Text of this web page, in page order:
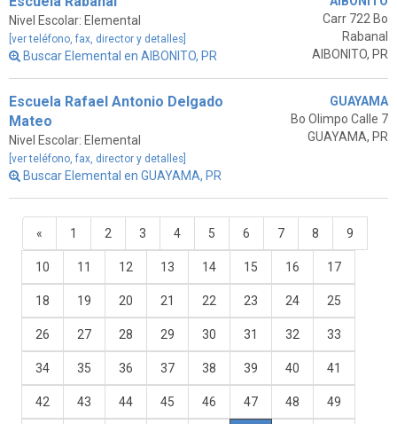
Nivel Escolar: Elemental
[ver teléfono, fax, director y detalles]
Buscar Elemental en AIBONITO, PR
Carr 722 Bo
Rabanal
AIBONITO, PR
Escuela Rafael Antonio Delgado
Mateo
Nivel Escolar: Elemental
[ver teléfono, fax, director y detalles]
Buscar Elemental en GUAYAMA, PR
GUAYAMA
Bo Olimpo Calle 7
GUAYAMA, PR
« 1 2 3 4 5 6 7 8 9
10 11 12 13 14 15 16 17
18 19 20 21 22 23 24 25
26 27 28 29 30 31 32 33
34 35 36 37 38 39 40 41
42 43 44 45 46 47 48 49